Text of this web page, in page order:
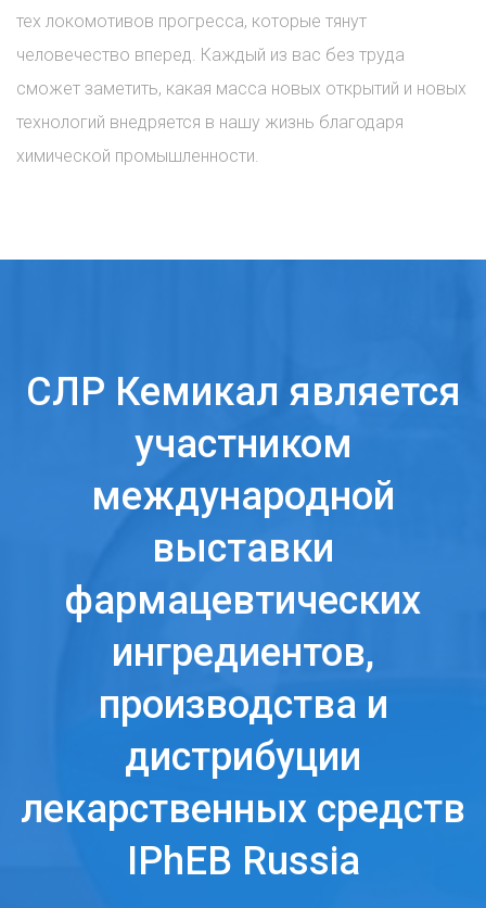
тех локомотивов прогресса, которые тянут
человечество вперед. Каждый из вас без труда
сможет заметить, какая масса новых открытий и новых
технологий внедряется в нашу жизнь благодаря
химической промышленности.
СЛР Кемикал является
участником
международной
выставки
фармацевтических
ингредиентов,
производства и
дистрибуции
лекарственных средств
IPhEB Russia